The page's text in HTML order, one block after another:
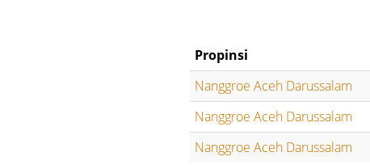
Propinsi
Nanggroe Aceh Darussalam
Nanggroe Aceh Darussalam
Nanggroe Aceh Darussalam